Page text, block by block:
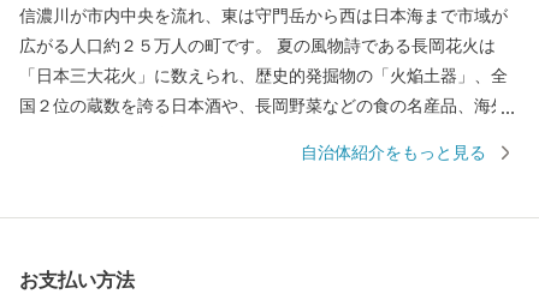
信濃川が市内中央を流れ、東は守門岳から西は日本海まで市域が
広がる人口約２５万人の町です。 夏の風物詩である長岡花火は
「日本三大花火」に数えられ、歴史的発掘物の「火焔土器」、全
国２位の蔵数を誇る日本酒や、長岡野菜などの食の名産品、海外
明媚な棚田など、さまざまな特色と文化を持った個性豊かなエリ
コシヒカリをはじめとした長岡自慢の品をご用意しました。ぜひ
自治体紹介をもっと見る
お支払い方法